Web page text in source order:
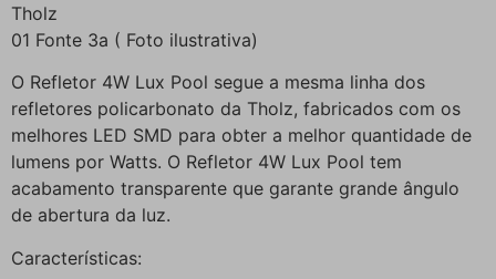
Tholz
01 Fonte 3a ( Foto ilustrativa)
O Refletor 4W Lux Pool segue a mesma linha dos
refletores policarbonato da Tholz, fabricados com os
melhores LED SMD para obter a melhor quantidade de
lumens por Watts. O Refletor 4W Lux Pool tem
acabamento transparente que garante grande ângulo
de abertura da luz.
Características: